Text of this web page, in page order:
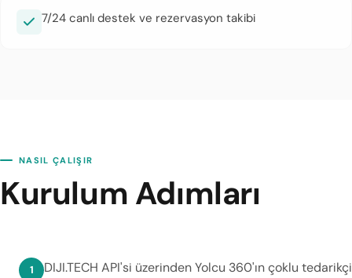
7/24 canlı destek ve rezervasyon takibi
NASIL ÇALIŞIR
Kurulum Adımları
DIJI.TECH API'si üzerinden Yolcu 360'ın çoklu tedarikçi